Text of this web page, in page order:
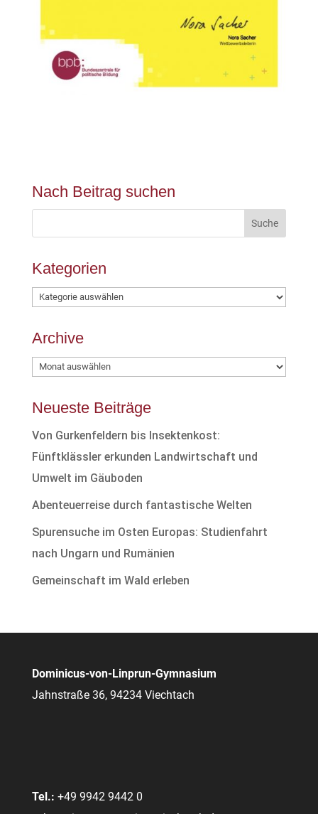
Nach Beitrag suchen
Kategorien
Kategorien
Archive
Archive
Neueste Beiträge
Von Gurkenfeldern bis Insektenkost:
Fünftklässler erkunden Landwirtschaft und
Umwelt im Gäuboden
Abenteuerreise durch fantastische Welten
Spurensuche im Osten Europas: Studienfahrt
nach Ungarn und Rumänien
Gemeinschaft im Wald erleben
Dominicus-von-Linprun-Gymnasium
Jahnstraße 36, 94234 Viechtach
Tel.: +49 9942 9442 0